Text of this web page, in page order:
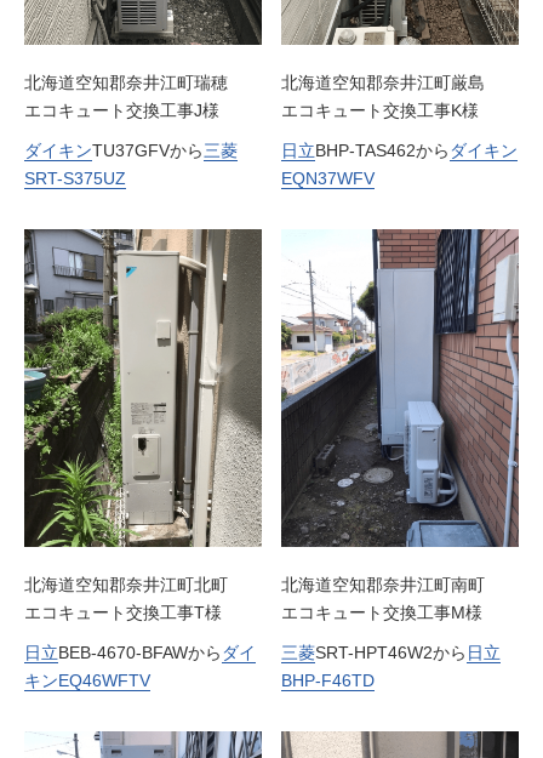
北海道空知郡奈井江町瑞穂
エコキュート交換工事J様
ダイキンTU37GFVから三菱
SRT-S375UZ
北海道空知郡奈井江町厳島
エコキュート交換工事K様
日立BHP-TAS462から ダイキン
EQN37WFV
北海道空知郡奈井江町北町
エコキュート交換工事T様
日立BEB-4670-BFAWから ダイ
キンEQ46WFTV
北海道空知郡奈井江町南町
エコキュート交換工事M様
三菱SRT-HPT46W2から 日立
BHP-F46TD